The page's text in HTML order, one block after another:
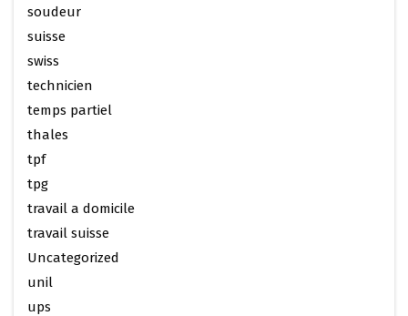
soudeur
suisse
swiss
technicien
temps partiel
thales
tpf
tpg
travail a domicile
travail suisse
Uncategorized
unil
ups